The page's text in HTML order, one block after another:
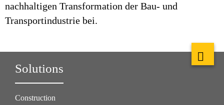
nachhaltigen Transformation der Bau- und
Transportindustrie bei.
Solutions
Construction